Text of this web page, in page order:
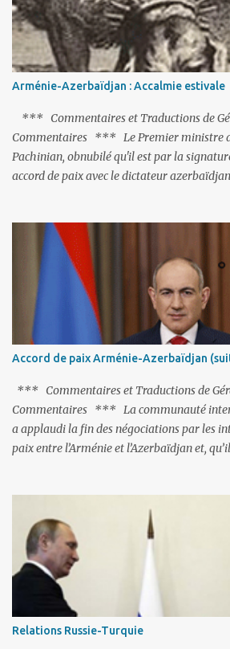
Arménie-Azerbaïdjan : Accalmie estivale
*** Commentaires et Traductions de
Commentaires *** Le Premier ministre
Pachinian, obnubilé qu'il est par la
accord de paix avec le dictateur
C'est hélas fort peu probable ; l'Histoire
pas ses points forts, pas plus d'ailleurs que
tandem turco-azéri. Faisant fi de tout ce
l'URSS, il est exclusivement intéressé par
l'Arménie réelle ». Même les trois
trouvent pas grâce à ses yeux, les traitant
de les traîner en justice. Et comme les
pas, il s'attaque aux dignitaires de l'Église
Accord de paix Arménie-Azerbaïdjan
*** Commentaires et Traductions de
Commentaires *** La communauté
a applaudi la fin des négociations par les
paix entre l’Arménie et l’Azerbaïdjan et,
Les deux points non résolus portaient sur
revendications internationales mutuelles
déployer des représentants d'autres pays
entre l'Arménie et l'Azerbaïdjan. C’est
accepté. Comme on pouvait s’y attendre,
nouvelles conditions préalables : 1-
dissolution du Groupe de Minsk de l’OSCE
changer sa Constitution en supprimant
Relations Russie-Turquie